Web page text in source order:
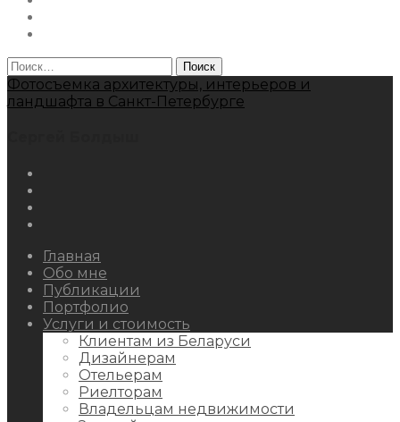
Найти:
Фотосъемка архитектуры, интерьеров и
ландшафта в Санкт-Петербурге
Главная
Обо мне
Публикации
Портфолио
Услуги и стоимость
Клиентам из Беларуси
Дизайнерам
Отельерам
Риелторам
Владельцам недвижимости